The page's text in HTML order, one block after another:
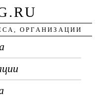
ОРГАНИЗАЦИИ